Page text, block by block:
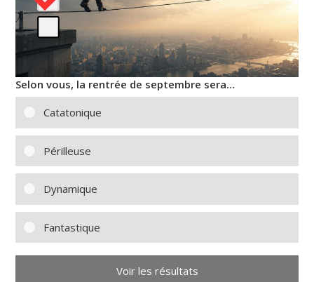
Selon vous, la rentrée de septembre sera…
Catatonique
Périlleuse
Dynamique
Fantastique
Voir les résultats